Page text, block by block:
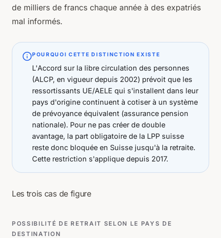
de milliers de francs chaque année à des expatriés
mal informés.
POURQUOI CETTE DISTINCTION EXISTE
L'Accord sur la libre circulation des personnes
(ALCP, en vigueur depuis 2002) prévoit que les
ressortissants UE/AELE qui s'installent dans leur
pays d'origine continuent à cotiser à un système
de prévoyance équivalent (assurance pension
nationale). Pour ne pas créer de double
avantage, la part obligatoire de la LPP suisse
reste donc bloquée en Suisse jusqu'à la retraite.
Cette restriction s'applique depuis 2017.
Les trois cas de figure
POSSIBILITÉ DE RETRAIT SELON LE PAYS DE
DESTINATION